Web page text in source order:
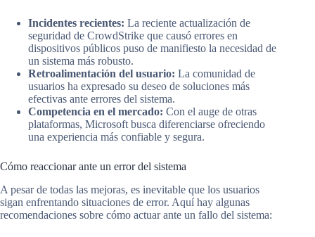
Incidentes recientes: La reciente actualización de
seguridad de CrowdStrike que causó errores en
dispositivos públicos puso de manifiesto la necesidad de
un sistema más robusto.
Retroalimentación del usuario: La comunidad de
usuarios ha expresado su deseo de soluciones más
efectivas ante errores del sistema.
Competencia en el mercado: Con el auge de otras
plataformas, Microsoft busca diferenciarse ofreciendo
una experiencia más confiable y segura.
Cómo reaccionar ante un error del sistema
A pesar de todas las mejoras, es inevitable que los usuarios
sigan enfrentando situaciones de error. Aquí hay algunas
recomendaciones sobre cómo actuar ante un fallo del sistema: